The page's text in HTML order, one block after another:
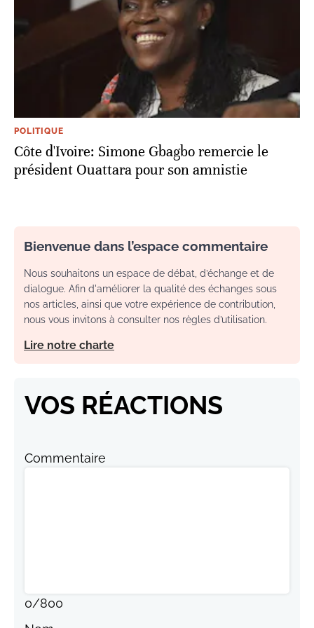
POLITIQUE
Côte d'Ivoire: Simone Gbagbo remercie le
président Ouattara pour son amnistie
Bienvenue dans l’espace commentaire
Nous souhaitons un espace de débat, d’échange et de
dialogue. Afin d'améliorer la qualité des échanges sous
nos articles, ainsi que votre expérience de contribution,
nous vous invitons à consulter nos règles d’utilisation.
Lire notre charte
VOS RÉACTIONS
Commentaire
0/800